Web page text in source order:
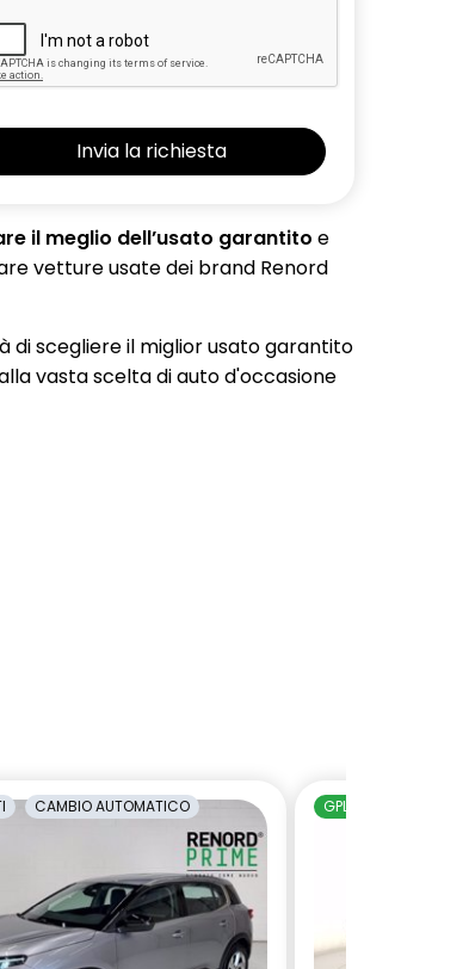
il meglio dell’usato garantito e
vetture usate dei brand Renord
di scegliere il miglior usato garantito
vasta scelta di auto d'occasione
CAMBIO AUTOMATICO GPL